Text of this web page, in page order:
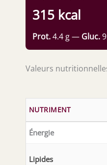
315 kcal
Prot.4.4 g — Gluc.
Valeurs
NUTRIMENT
Énergie
Lipides